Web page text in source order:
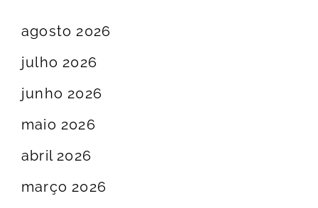
agosto 2026
julho 2026
junho 2026
maio 2026
abril 2026
março 2026